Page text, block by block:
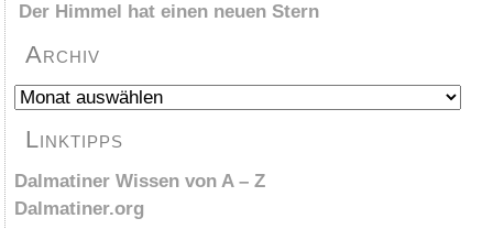
Der Himmel hat einen neuen Stern
Archiv
Archiv
Linktipps
Dalmatiner Wissen von A – Z
Dalmatiner.org